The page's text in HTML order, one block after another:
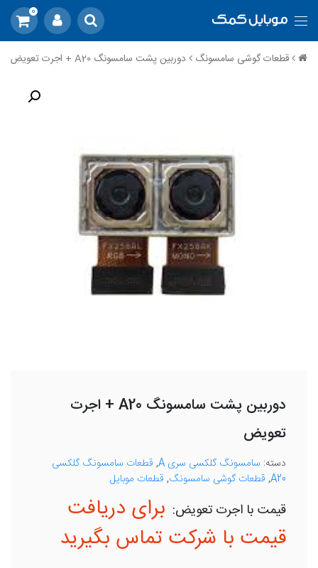
0
قطعات گوشی سامسونگ دوربین پشت سامسونگ A20 + اجرت تعویض
دوربین پشت سامسونگ A20 + اجرت
تعویض
دسته: سامسونگ گلکسی سری A , قطعات سامسونگ گلکسی
A20
, قطعات گوشی سامسونگ, قطعات موبایل
برای دریافت
قیمت با شرکت تماس بگیرید